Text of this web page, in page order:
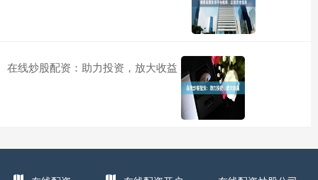
在线炒股配资：助力投资，放大收益